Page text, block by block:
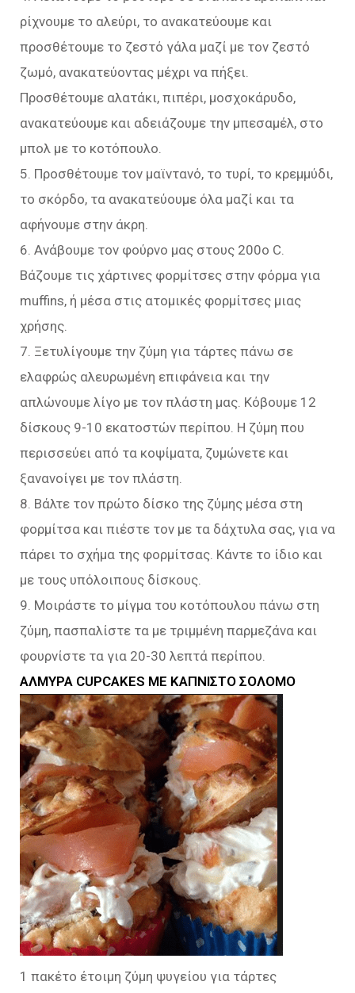
ρίχνουμε το αλεύρι, το ανακατεύουμε και
προσθέτουμε το ζεστό γάλα μαζί με τον ζεστό
ζωμό, ανακατεύοντας μέχρι να πήξει.
Προσθέτουμε αλατάκι, πιπέρι, μοσχοκάρυδο,
ανακατεύουμε και αδειάζουμε την μπεσαμέλ, στο
μπολ με το κοτόπουλο.
5. Προσθέτουμε τον μαϊντανό, το τυρί, το κρεμμύδι,
το σκόρδο, τα ανακατεύουμε όλα μαζί και τα
αφήνουμε στην άκρη.
6. Ανάβουμε τον φούρνο μας στους 200ο C.
Βάζουμε τις χάρτινες φορμίτσες στην φόρμα για
muffins, ή μέσα στις ατομικές φορμίτσες μιας
χρήσης.
7. Ξετυλίγουμε την ζύμη για τάρτες πάνω σε
ελαφρώς αλευρωμένη επιφάνεια και την
απλώνουμε λίγο με τον πλάστη μας. Κόβουμε 12
δίσκους 9-10 εκατοστών περίπου. Η ζύμη που
περισσεύει από τα κοψίματα, ζυμώνετε και
ξανανοίγει με τον πλάστη.
8. Βάλτε τον πρώτο δίσκο της ζύμης μέσα στη
φορμίτσα και πιέστε τον με τα δάχτυλα σας, για να
πάρει το σχήμα της φορμίτσας. Κάντε το ίδιο και
με τους υπόλοιπους δίσκους.
9. Μοιράστε το μίγμα του κοτόπουλου πάνω στη
ζύμη, πασπαλίστε τα με τριμμένη παρμεζάνα και
φουρνίστε τα για 20-30 λεπτά περίπου.
ΑΛΜΥΡΑ CUPCAKES ΜΕ ΚΑΠΝΙΣΤΟ ΣΟΛΟΜΟ
1 πακέτο έτοιμη ζύμη ψυγείου για τάρτες